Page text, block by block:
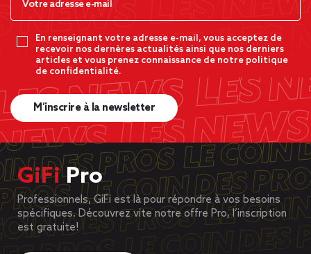
En renseignant votre adresse e-mail, vous acceptez de
recevoir nos dernères actualités ainsi que nos derniers
articles et vous prenez connaissance de notre politique
de confidentialité.
M’inscrire à la newsletter
GiFiPro
Professionnels, GiFi est là pour répondre à vos besoins
spécifiques. Découvrez vite notre offre Pro, l’inscription
est gratuite!